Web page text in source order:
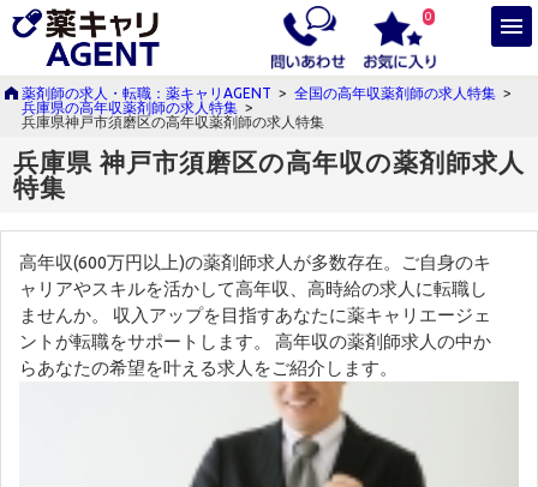
0
薬剤師の求人・転職：薬キャリAGENT > 全国の高年収薬剤師の求人特集 >
兵庫県の高年収薬剤師の求人特集 >
兵庫県神戸市須磨区の高年収薬剤師の求人特集
兵庫県 神戸市須磨区の高年収の薬剤師求人
特集
高年収(600万円以上)の薬剤師求人が多数存在。ご自身のキ
ャリアやスキルを活かして高年収、高時給の求人に転職し
ませんか。 収入アップを目指すあなたに薬キャリエージェ
ントが転職をサポートします。 高年収の薬剤師求人の中か
らあなたの希望を叶える求人をご紹介します。